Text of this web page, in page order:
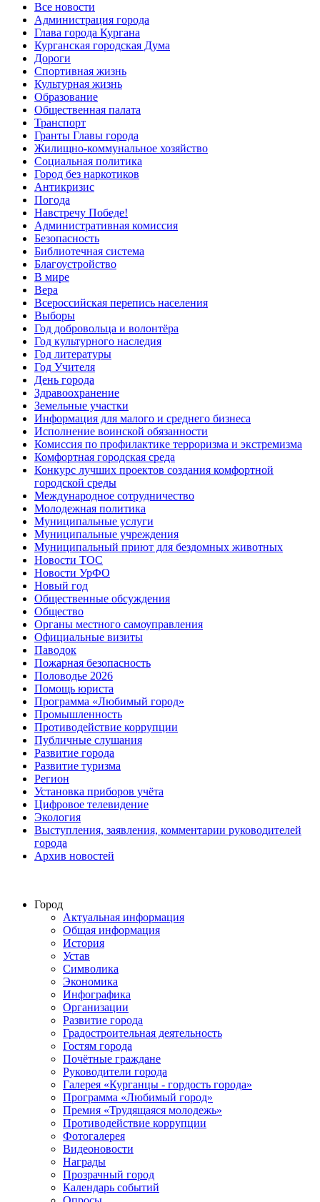
Все новости
Администрация города
Глава города Кургана
Курганская городская Дума
Дороги
Спортивная жизнь
Культурная жизнь
Образование
Общественная палата
Транспорт
Гранты Главы города
Жилищно-коммунальное хозяйство
Социальная политика
Город без наркотиков
Антикризис
Погода
Навстречу Победе!
Административная комиссия
Безопасность
Библиотечная система
Благоустройство
В мире
Вера
Всероссийская перепись населения
Выборы
Год добровольца и волонтёра
Год культурного наследия
Год литературы
Год Учителя
День города
Здравоохранение
Земельные участки
Информация для малого и среднего бизнеса
Исполнение воинской обязанности
Комиссия по профилактике терроризма и экстремизма
Комфортная городская среда
Конкурс лучших проектов создания комфортной
городской среды
Международное сотрудничество
Молодежная политика
Муниципальные услуги
Муниципальные учреждения
Муниципальный приют для бездомных животных
Новости ТОС
Новости УрФО
Новый год
Общественные обсуждения
Общество
Органы местного самоуправления
Официальные визиты
Паводок
Пожарная безопасность
Половодье 2026
Помощь юриста
Программа «Любимый город»
Промышленность
Противодействие коррупции
Публичные слушания
Развитие города
Развитие туризма
Регион
Установка приборов учёта
Цифровое телевидение
Экология
Выступления, заявления, комментарии руководителей
города
Архив новостей
Город
Актуальная информация
Общая информация
История
Устав
Символика
Экономика
Инфографика
Организации
Развитие города
Градостроительная деятельность
Гостям города
Почётные граждане
Руководители города
Галерея «Курганцы - гордость города»
Программа «Любимый город»
Премия «Трудящаяся молодежь»
Противодействие коррупции
Фотогалерея
Видеоновости
Награды
Прозрачный город
Календарь событий